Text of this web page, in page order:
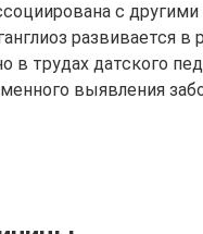
с
развивается в
трудах датского
выявления